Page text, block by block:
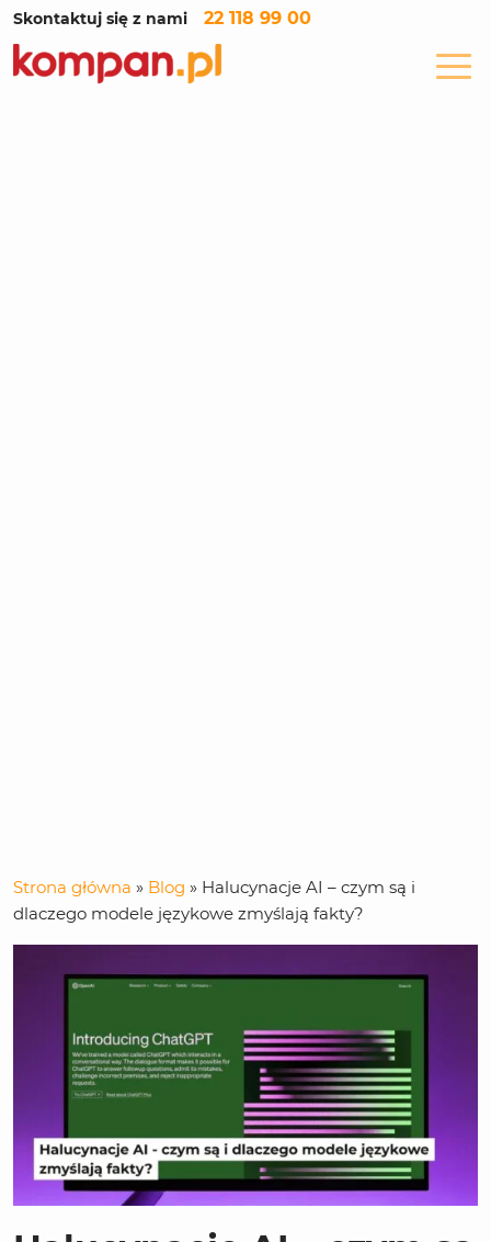
Skontaktuj się z nami 22 118 99 00
Strona główna » Blog » Halucynacje AI – czym są i
dlaczego modele językowe zmyślają fakty?